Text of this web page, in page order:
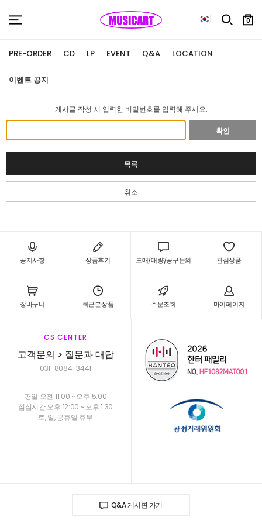
0
PRE-ORDER CD LP EVENT Q&A LOCATION
이벤트 공지
게시글 작성 시 입력한 비밀번호를 입력해 주세요.
확인
목록
취소
공지사항 상품후기 도매/대량/공구문의 관심상품
장바구니 최근본상품 주문조회 마이페이지
CS CENTER
고객문의 > 질문과 대답
031-8084-3441
평일 오전 11:00 ~ 오후 5:00
점심시간 오후 12:00 ~ 오후 1:30
토, 일, 공휴일 휴무
Q&A 게시판 가기